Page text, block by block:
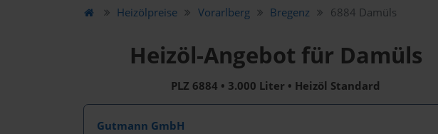
Heizölpreise Vorarlberg Bregenz 6884 Damüls
Heizöl-Angebot für Damüls
PLZ 6884 • 3.000 Liter • Heizöl Standard
Gutmann GmbH